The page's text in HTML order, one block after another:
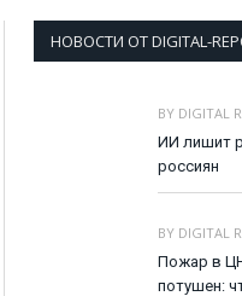
НОВОСТИ ОТ DIGITAL-
BY DIGITAL
ИИ лишит
россиян
BY DIGITAL
Пожар в
потушен: